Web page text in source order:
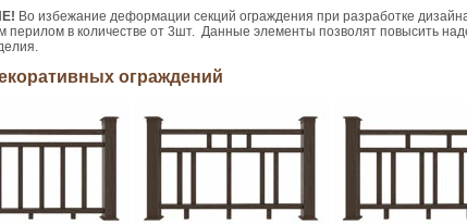
Во избежание деформации секций ограждения при разработке
перилом в количестве от 3шт. Данные элементы позволят повысить
ограждений